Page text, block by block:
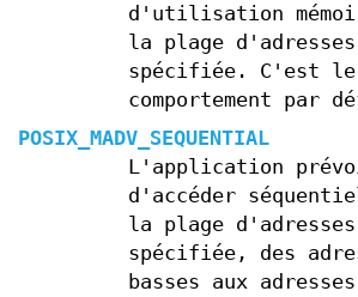
d'utilisation
la plage d'adresses
spécifiée. C'est le
comportement par
POSIX_MADV_SEQUENTIAL
L'application
d'accéder
la plage d'adresses
spécifiée, des
basses aux